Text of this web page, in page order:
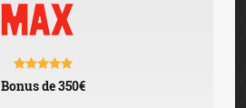
Bonus de 350€